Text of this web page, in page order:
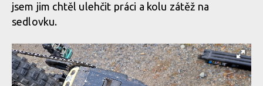
z jizdy
Data
z jizdy
Data z jizdy
Data z jizdy
jsem jim chtěl ulehčit práci a kolu zátěž na
sedlovku.